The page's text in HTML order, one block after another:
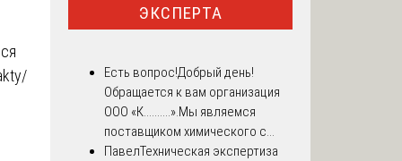
ЭКСПЕРТА
Есть вопрос!Добрый день!
Обращается к вам организация
ООО «К..........».Мы являемся
поставщиком химического с...
ПавелТехническая экспертиза